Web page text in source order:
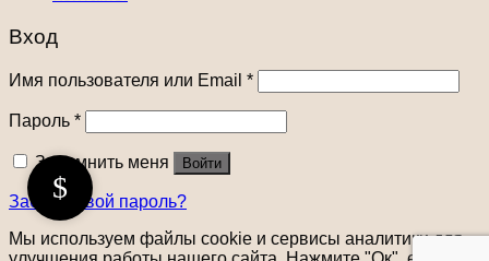
Вход
Имя пользователя или Email *
Пароль *
Запомнить меня Войти
Забыли свой пароль?
Мы используем файлы cookie и сервисы аналитики для